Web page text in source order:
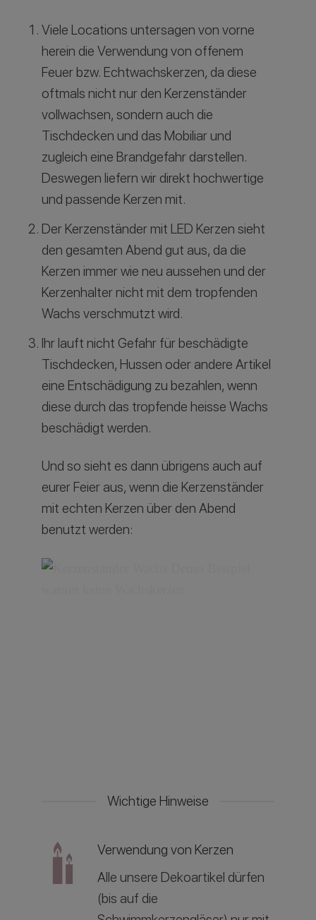
Viele Locations untersagen von vorne
herein die Verwendung von offenem
Feuer bzw. Echtwachskerzen, da diese
oftmals nicht nur den Kerzenständer
vollwachsen, sondern auch die
Tischdecken und das Mobiliar und
zugleich eine Brandgefahr darstellen.
Deswegen liefern wir direkt hochwertige
und passende Kerzen mit.
Der Kerzenständer mit LED Kerzen sieht
den gesamten Abend gut aus, da die
Kerzen immer wie neu aussehen und der
Kerzenhalter nicht mit dem tropfenden
Wachs verschmutzt wird.
Ihr lauft nicht Gefahr für beschädigte
Tischdecken, Hussen oder andere Artikel
eine Entschädigung zu bezahlen, wenn
diese durch das tropfende heisse Wachs
beschädigt werden.
Und so sieht es dann übrigens auch auf
eurer Feier aus, wenn die Kerzenständer
mit echten Kerzen über den Abend
benutzt werden:
Wichtige Hinweise
Verwendung von Kerzen
Alle unsere Dekoartikel dürfen
(bis auf die